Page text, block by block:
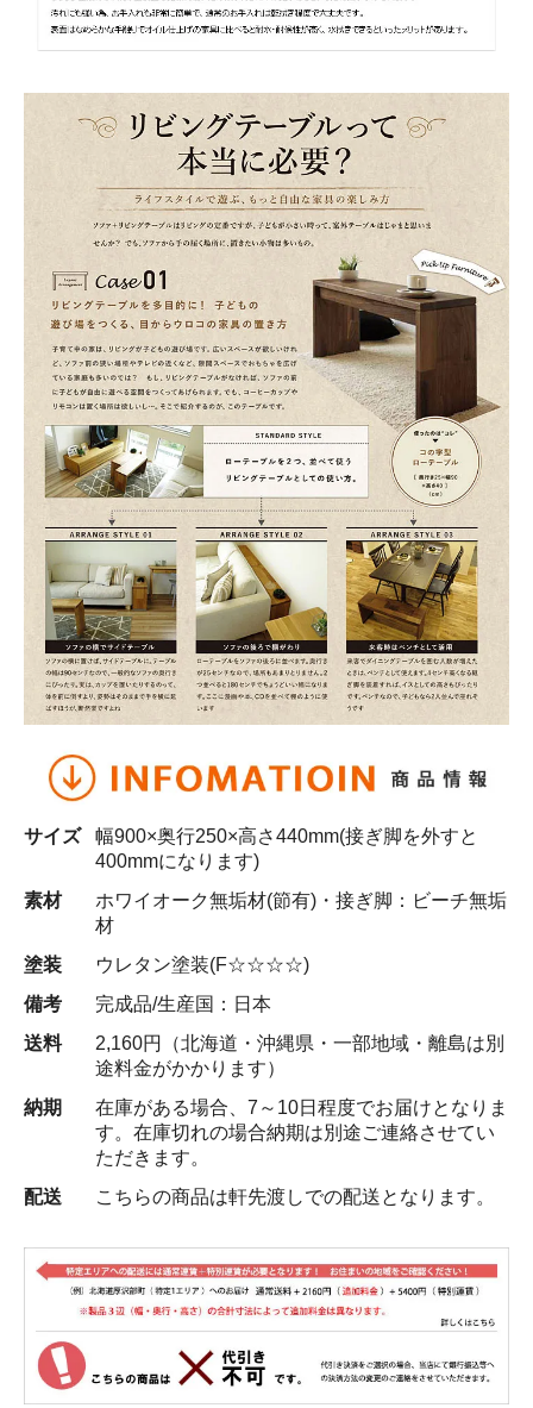
サイズ
幅900×奥行250×高さ440mm(接ぎ脚を外すと
400mmになります)
素材
ホワイオーク無垢材(節有)・接ぎ脚：ビーチ無垢
材
塗装
ウレタン塗装(F☆☆☆☆)
備考
完成品/生産国：日本
送料
2,160円（北海道・沖縄県・一部地域・離島は別
途料金がかかります）
納期
在庫がある場合、7～10日程度でお届けとなりま
す。在庫切れの場合納期は別途ご連絡させてい
ただきます。
配送
こちらの商品は軒先渡しでの配送となります。